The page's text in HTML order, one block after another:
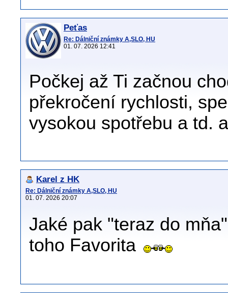
Peťas
Re: Dálniční známky A,SLO, HU
01. 07. 2026 12:41
Počkej až Ti začnou
překročení rychlosti,
vysokou spotřebu a td.
Karel z HK
Re: Dálniční známky A,SLO, HU
01. 07. 2026 20:07
Jaké pak "teraz do
toho Favorita